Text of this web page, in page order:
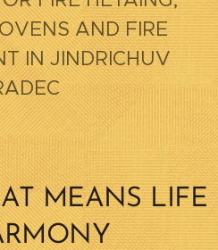
AND FIRE
IN JINDRICHUV
MEANS LIFE